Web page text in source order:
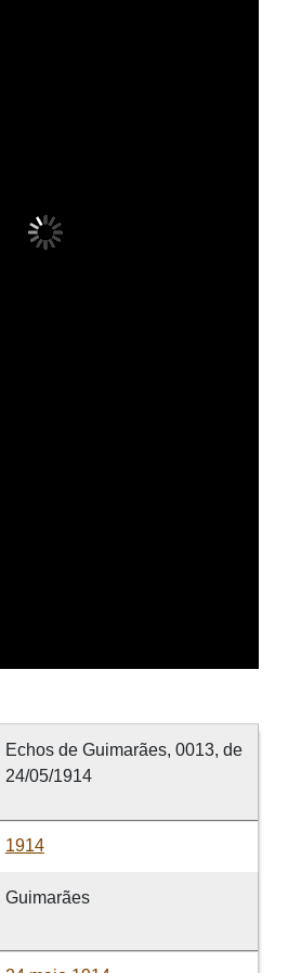
Echos de Guimarães, 0013, de
24/05/1914
1914
Guimarães